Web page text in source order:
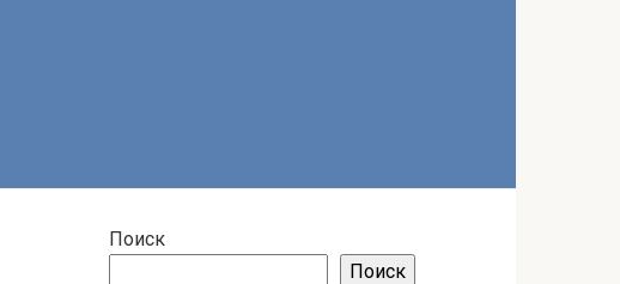
Поиск
Поиск